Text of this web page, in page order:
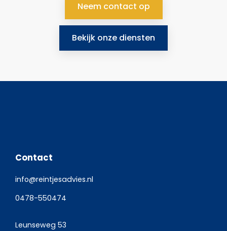
Neem contact op
Bekijk onze diensten
Contact
info@reintjesadvies.nl
0478-550474
Leunseweg 53